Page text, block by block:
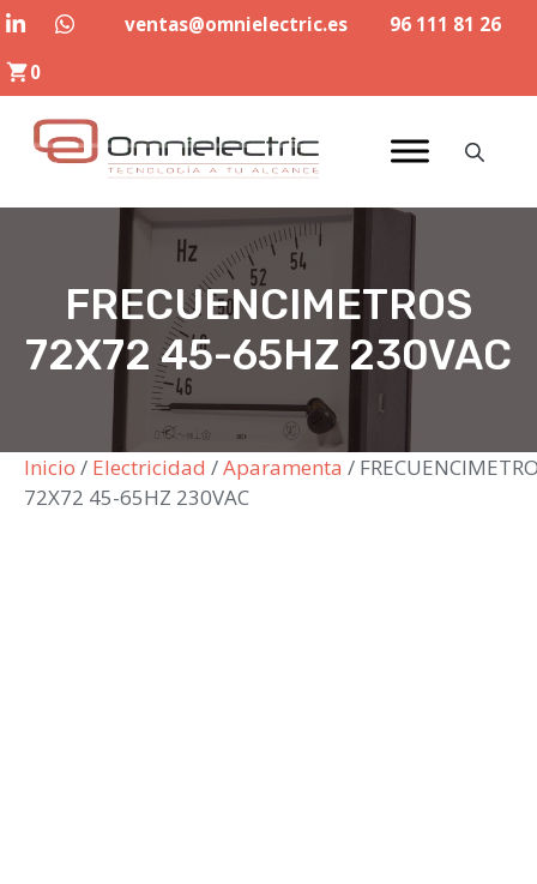
Saltar
contenido
ventas@omnielectric.es
96 111 81 26
0
FRECUENCIMETROS
72X72 45-65HZ 230VAC
Inicio / Electricidad /Aparamenta /
72X72 45-65HZ 230VAC